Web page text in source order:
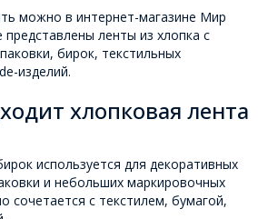
можно в интернет-магазине Мир
представлены ленты из хлопка с
бирок, текстильных
изделий.
хлопковая лента
используется для декоративных
и небольших маркировочных
сочетается с текстилем, бумагой,